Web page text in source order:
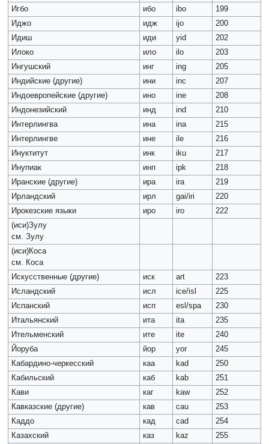
Игбо
ибо ibo
199
Иджо
идж ijo
200
Идиш
иди yid
202
Илоко
ило ilo
203
Ингушский
инг ing
205
Индийские (другие)
ини inc
207
Индоевропейские (другие)
ино ine
208
Индонезийский
инд ind
210
Интерлингва
ина ina
215
Интерлингве
ине ile
216
Инуктитут
инк iku
217
Инупиак
инп ipk
218
Иранские (другие)
ира ira
219
Ирландский
ирл gai/iri
220
Ирокезские языки
иро iro
222
(иси)Зулу
см. Зулу
(иси)Коса
см. Коса
Искусственные (другие)
иск art
223
Исландский
исл ice/isl
225
Испанский
исп esl/spa
230
Итальянский
ита ita
235
Ительменский
ите ite
240
Йоруба
йор yor
245
Кабардино-черкесский
каа kad
250
Кабильский
каб kab
251
Кави
каг kaw
252
Кавказские (другие)
кав cau
253
Каддо
кад cad
254
Казахский
каз kaz 255